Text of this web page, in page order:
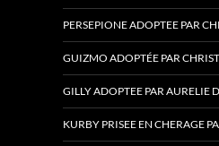
PERSEPIONE ADOPTEE PAR
GUIZMO ADOPTÉE PAR
GILLY ADOPTEE PAR AURELIE
KURBY PRISEE EN CHERAGE